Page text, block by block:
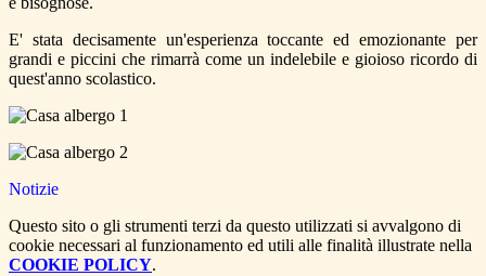
E' stata decisamente un'esperienza toccante ed emozionante per
grandi e piccini che rimarrà come un indelebile e gioioso ricordo di
quest'anno scolastico.
Notizie
Questo sito o gli strumenti terzi da questo utilizzati si avvalgono di
cookie necessari al funzionamento ed utili alle finalità illustrate nella
COOKIE POLICY.